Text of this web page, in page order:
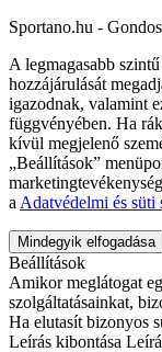
Sportano.hu -
A legmagasabb
hozzájárulását
igazodnak, valamint
függvényében. Ha
kívül megjelenő
„Beállítások”
a Adatvédelmi és süti
Mindegyik elfogadása
Beállítások
Amikor meglátogat
szolgáltatásainkat,
Ha elutasít bizonyos
Leírás kibontása